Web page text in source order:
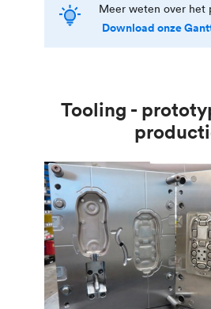
Meer weten over het
Download onze
Tooling -